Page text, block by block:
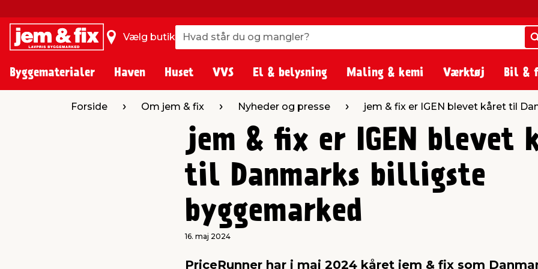
Vælg butik Hvad står du og mangler?
Hvad står du og mangler?
Byggematerialer Haven Huset VVS El & belysning Maling & kemi Værktøj Bil &
Forside Om jem & fix Nyheder og presse jem & fix er IGEN blevet kåret til
jem & fix er IGEN blevet
til Danmarks billigste
byggemarked
16. maj 2024
PriceRunner har i maj 2024 kåret jem & fix som